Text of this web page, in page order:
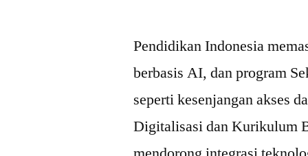
Pendidikan Indonesia
berbasis AI, dan program
seperti kesenjangan akses
Digitalisasi dan Kurikulum